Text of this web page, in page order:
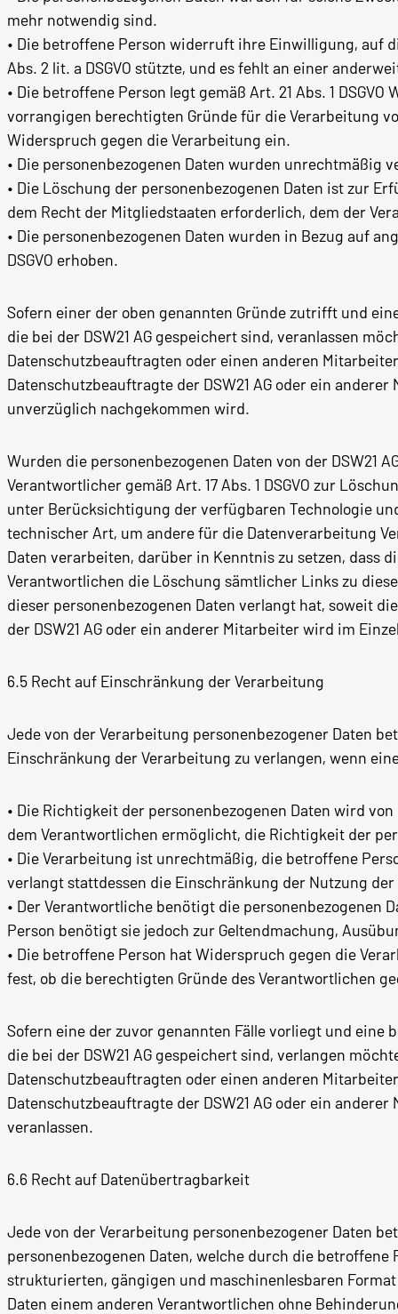
mehr notwendig sind.
• Die betroffene Person widerruft ihre Einwilligung, auf
Abs. 2 lit. a DSGVO stützte, und es fehlt an einer
• Die betroffene Person legt gemäß Art. 21 Abs. 1
vorrangigen berechtigten Gründe für die Verarbeitung
Widerspruch gegen die Verarbeitung ein.
• Die personenbezogenen Daten wurden unrechtmäßig
• Die Löschung der personenbezogenen Daten ist zur
dem Recht der Mitgliedstaaten erforderlich, dem der
• Die personenbezogenen Daten wurden in Bezug auf
DSGVO erhoben.
Sofern einer der oben genannten Gründe zutrifft und
die bei der DSW21 AG gespeichert sind, veranlassen
Datenschutzbeauftragten oder einen anderen
Datenschutzbeauftragte der DSW21 AG oder ein
unverzüglich nachgekommen wird.
Wurden die personenbezogenen Daten von der DSW21
Verantwortlicher gemäß Art. 17 Abs. 1 DSGVO zur
unter Berücksichtigung der verfügbaren Technologie
technischer Art, um andere für die Datenverarbeitung
Daten verarbeiten, darüber in Kenntnis zu setzen, dass
Verantwortlichen die Löschung sämtlicher Links zu
dieser personenbezogenen Daten verlangt hat, soweit
der DSW21 AG oder ein anderer Mitarbeiter wird im
6.5 Recht auf Einschränkung der Verarbeitung
Jede von der Verarbeitung personenbezogener Daten
Einschränkung der Verarbeitung zu verlangen, wenn
• Die Richtigkeit der personenbezogenen Daten wird
dem Verantwortlichen ermöglicht, die Richtigkeit der
• Die Verarbeitung ist unrechtmäßig, die betroffene
verlangt stattdessen die Einschränkung der Nutzung
• Der Verantwortliche benötigt die personenbezogenen
Person benötigt sie jedoch zur Geltendmachung,
• Die betroffene Person hat Widerspruch gegen die
fest, ob die berechtigten Gründe des Verantwortlichen
Sofern eine der zuvor genannten Fälle vorliegt und eine
die bei der DSW21 AG gespeichert sind, verlangen
Datenschutzbeauftragten oder einen anderen
Datenschutzbeauftragte der DSW21 AG oder ein
veranlassen.
6.6 Recht auf Datenübertragbarkeit
Jede von der Verarbeitung personenbezogener Daten
personenbezogenen Daten, welche durch die
strukturierten, gängigen und maschinenlesbaren
Daten einem anderen Verantwortlichen ohne